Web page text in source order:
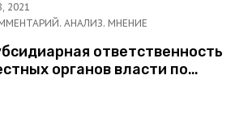
, 2021
АНАЛИЗ. МНЕНИЕ
ответственность
органов власти по